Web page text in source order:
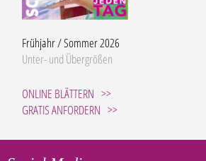
Frühjahr / Sommer 2026
Unter- und Übergrößen
ONLINE BLÄTTERN
GRATIS ANFORDERN